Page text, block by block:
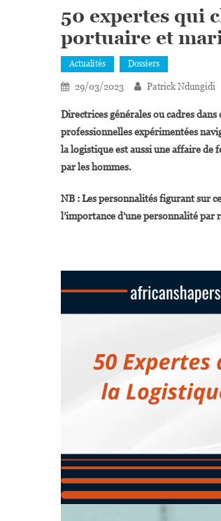
50 expertes qui
portuaire et
Actualités Dossiers
29/03/2023 Patrick Ndungidi
Directrices générales ou cadres
professionnelles expérimentées
la logistique est aussi une affaire de
par les hommes.
NB : Les personnalités figurant sur
l’importance d’une personnalité par